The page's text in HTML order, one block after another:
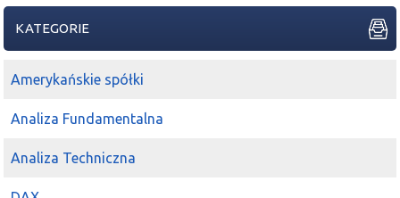
KATEGORIE
Amerykańskie spółki
Analiza Fundamentalna
Analiza Techniczna